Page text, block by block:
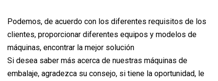
Podemos, de acuerdo con los diferentes requisitos de los
clientes, proporcionar diferentes equipos y modelos de
máquinas, encontrar la mejor solución
Si desea saber más acerca de nuestras máquinas de
embalaje, agradezca su consejo, si tiene la oportunidad, le